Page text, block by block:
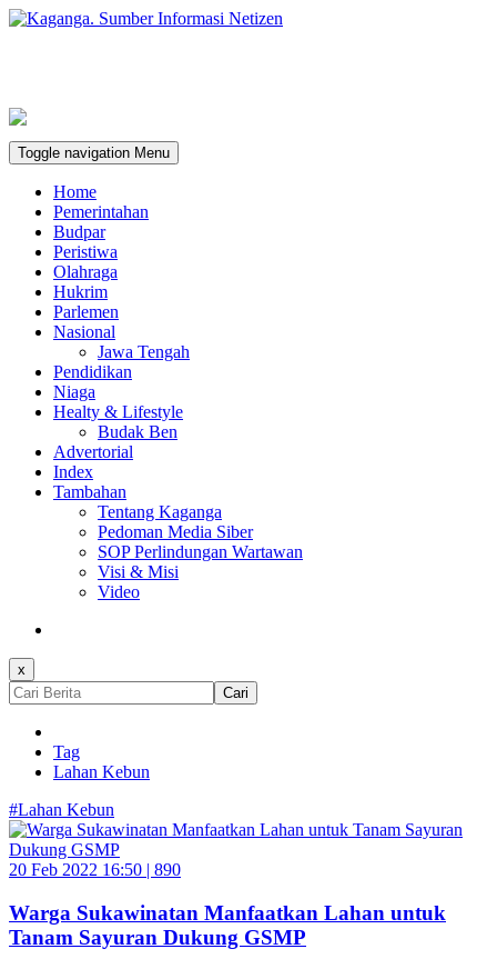
Toggle navigation Menu
Home
Pemerintahan
Budpar
Peristiwa
Olahraga
Hukrim
Parlemen
Nasional
Jawa Tengah
Pendidikan
Niaga
Healty & Lifestyle
Budak Ben
Advertorial
Index
Tambahan
Tentang Kaganga
Pedoman Media Siber
SOP Perlindungan Wartawan
Visi & Misi
Video
x
Cari
Tag
Lahan Kebun
#Lahan Kebun
20 Feb 2022 16:50 | 890
Warga Sukawinatan Manfaatkan Lahan untuk
Tanam Sayuran Dukung GSMP